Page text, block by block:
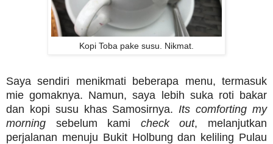
Kopi Toba pake susu. Nikmat.
Saya sendiri menikmati beberapa menu, termasuk
mie gomaknya. Namun, saya lebih suka roti bakar
dan kopi susu khas Samosirnya. Its comforting my
morning sebelum kami check out, melanjutkan
perjalanan menuju Bukit Holbung dan keliling Pulau